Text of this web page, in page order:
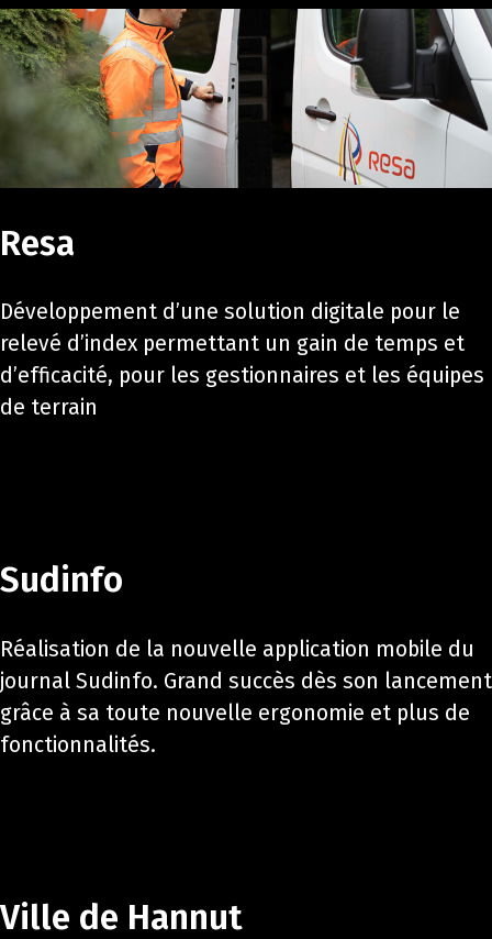
Resa
Développement d’une solution digitale pour le
relevé d’index permettant un gain de temps et
d’efficacité, pour les gestionnaires et les équipes
de terrain
Sudinfo
Réalisation de la nouvelle application mobile du
journal Sudinfo. Grand succès dès son lancement
grâce à sa toute nouvelle ergonomie et plus de
fonctionnalités.
Ville de Hannut